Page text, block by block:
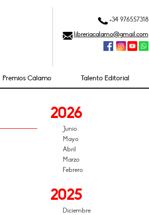
+34 976557318
libreriacalamo@gmail.com
Premios Cálamo Talento Editorial
2026
Junio
Mayo
Abril
Marzo
Febrero
2025
Diciembre